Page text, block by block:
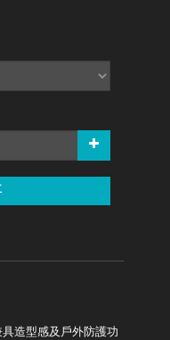
造型感及戶外防護功